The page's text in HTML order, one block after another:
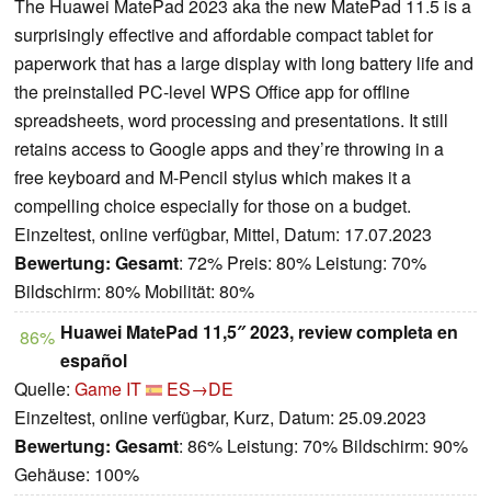
The Huawei MatePad 2023 aka the new MatePad 11.5 is a
surprisingly effective and affordable compact tablet for
paperwork that has a large display with long battery life and
the preinstalled PC-level WPS Office app for offline
spreadsheets, word processing and presentations. It still
retains access to Google apps and they’re throwing in a
free keyboard and M-Pencil stylus which makes it a
compelling choice especially for those on a budget.
Einzeltest, online verfügbar, Mittel, Datum: 17.07.2023
Bewertung: Gesamt: 72% Preis: 80% Leistung: 70%
Bildschirm: 80% Mobilität: 80%
86% Huawei MatePad 11,5″ 2023, review completa en
español
Quelle: Game IT
ES→DE
Einzeltest, online verfügbar, Kurz, Datum: 25.09.2023
Bewertung: Gesamt: 86% Leistung: 70% Bildschirm: 90%
Gehäuse: 100%